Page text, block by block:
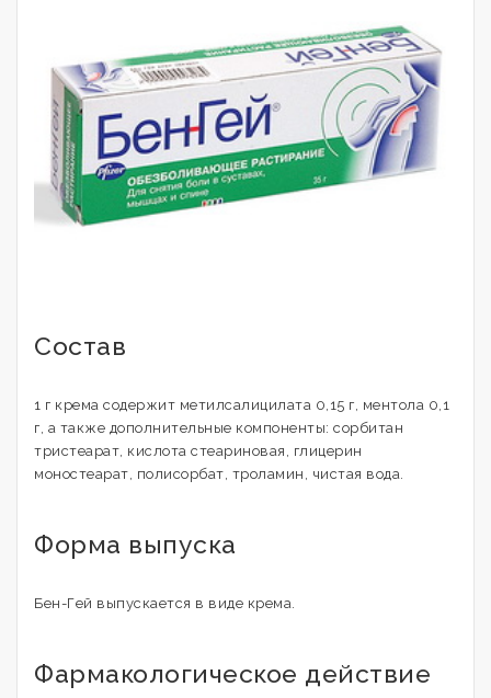
Состав
1 г крема содержит метилсалицилата 0,15 г, ментола 0,1
г, а также дополнительные компоненты: сорбитан
тристеарат, кислота стеариновая, глицерин
моностеарат, полисорбат, троламин, чистая вода.
Форма выпуска
Бен-Гей выпускается в виде крема.
Фармакологическое действие